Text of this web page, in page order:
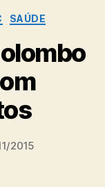
SAÚDE
2015